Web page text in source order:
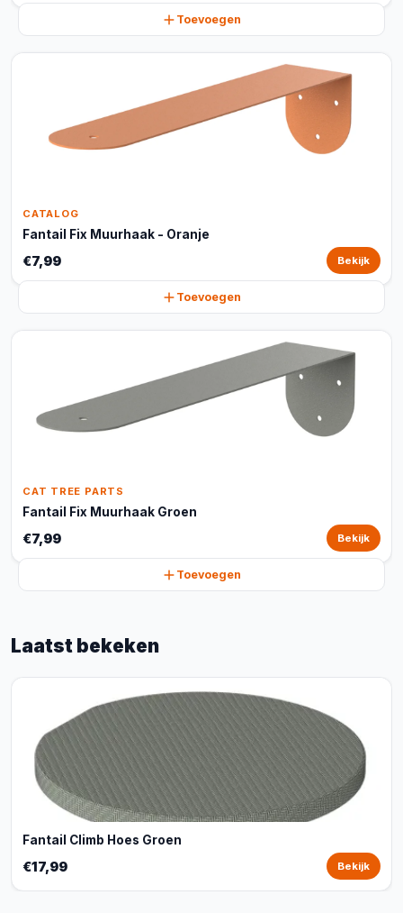
Toevoegen
CATALOG
Fantail Fix Muurhaak - Oranje
€7,99 Bekijk
Toevoegen
CAT TREE PARTS
Fantail Fix Muurhaak Groen
€7,99 Bekijk
Toevoegen
Laatst bekeken
Fantail Climb Hoes Groen
€17,99 Bekijk